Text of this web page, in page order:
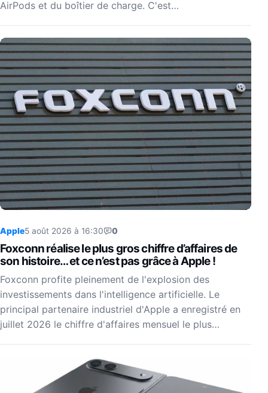
AirPods et du boîtier de charge. C'est…
Apple5 août 2026 à 16:30 0
Foxconn réalise le plus gros chiffre d’affaires de
son histoire… et ce n’est pas grâce à Apple !
Foxconn profite pleinement de l'explosion des
investissements dans l'intelligence artificielle. Le
principal partenaire industriel d'Apple a enregistré en
juillet 2026 le chiffre d'affaires mensuel le plus…